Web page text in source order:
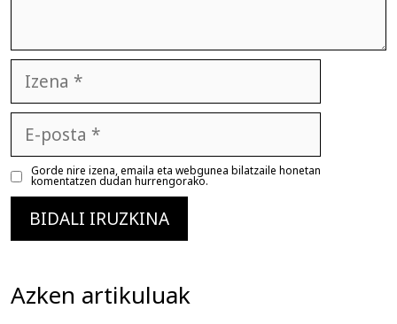
posta
Gorde nire izena, emaila eta webgunea bilatzaile honetan
komentatzen dudan hurrengorako.
Azken artikuluak